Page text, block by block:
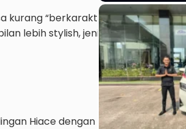
kurang “berkarakter” untuk wisata
lebih stylish, jenis MPV atau luxury
Hiace dengan dua kendaraan